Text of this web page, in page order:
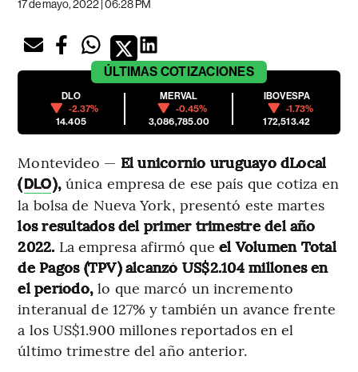
17 de mayo, 2022 | 06:28 PM
ÚLTIMAS COTIZACIONES
DLO
-2.37%
14.405
MERVAL
-0.45%
3,086,785.00
IBOVESPA
-1.73%
172,513.42
Montevideo — El unicornio uruguayo dLocal
(DLO),única empresa de ese país que cotiza en
la bolsa de Nueva York, presentó este martes
los resultados del primer trimestre del año
2022. La empresa afirmó que el Volumen Total
de Pagos (TPV) alcanzó US$2.104 millones en
el período,lo que marcó un incremento
interanual de 127% y también un avance frente
a los US$1.900 millones reportados en el
último trimestre del año anterior.